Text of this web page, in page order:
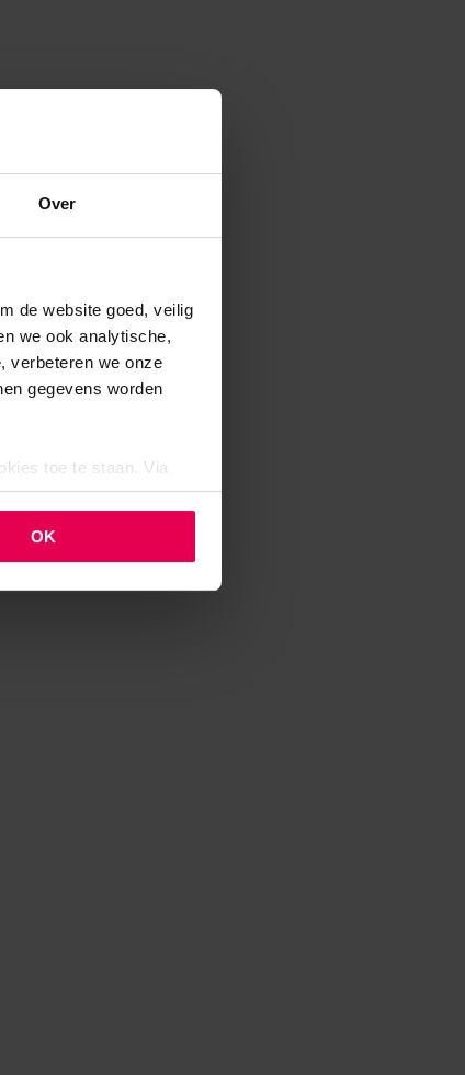
Over
de website goed, veilig
we ook analytische,
verbeteren we onze
gegevens worden
toe te staan. Via
ieder moment wijzigen
OK